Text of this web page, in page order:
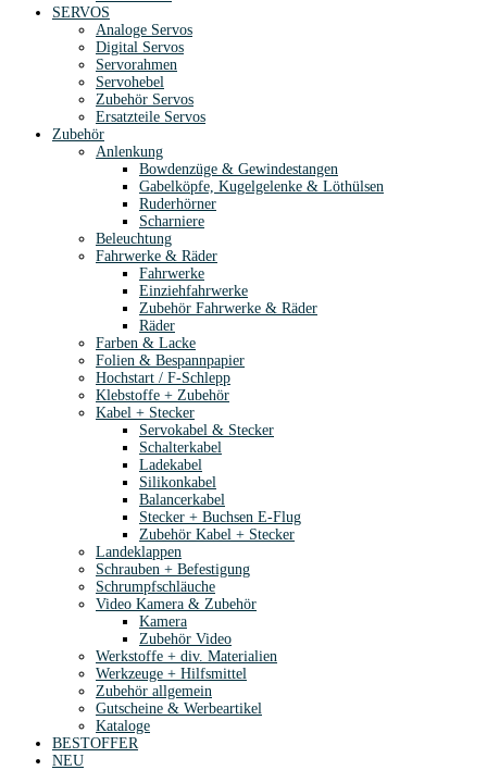
SERVOS
Analoge Servos
Digital Servos
Servorahmen
Servohebel
Zubehör Servos
Ersatzteile Servos
Zubehör
Anlenkung
Bowdenzüge & Gewindestangen
Gabelköpfe, Kugelgelenke & Löthülsen
Ruderhörner
Scharniere
Beleuchtung
Fahrwerke & Räder
Fahrwerke
Einziehfahrwerke
Zubehör Fahrwerke & Räder
Räder
Farben & Lacke
Folien & Bespannpapier
Hochstart / F-Schlepp
Klebstoffe + Zubehör
Kabel + Stecker
Servokabel & Stecker
Schalterkabel
Ladekabel
Silikonkabel
Balancerkabel
Stecker + Buchsen E-Flug
Zubehör Kabel + Stecker
Landeklappen
Schrauben + Befestigung
Schrumpfschläuche
Video Kamera & Zubehör
Kamera
Zubehör Video
Werkstoffe + div. Materialien
Werkzeuge + Hilfsmittel
Zubehör allgemein
Gutscheine & Werbeartikel
Kataloge
BESTOFFER
NEU